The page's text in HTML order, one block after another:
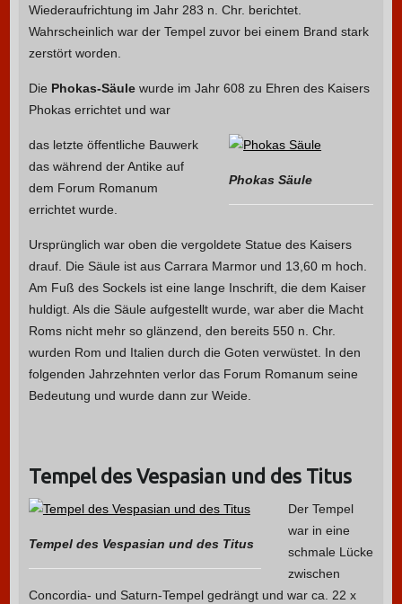
Wiederaufrichtung im Jahr 283 n. Chr. berichtet.
Wahrscheinlich war der Tempel zuvor bei einem Brand stark
zerstört worden.
Die Phokas-Säulewurde im Jahr 608 zu Ehren des Kaisers
Phokas errichtet und war
Phokas Säule
das letzte öffentliche Bauwerk
das während der Antike auf
dem Forum Romanum
errichtet wurde.
Ursprünglich war oben die vergoldete Statue des Kaisers
drauf. Die Säule ist aus Carrara Marmor und 13,60 m hoch.
Am Fuß des Sockels ist eine lange Inschrift, die dem Kaiser
huldigt. Als die Säule aufgestellt wurde, war aber die Macht
Roms nicht mehr so glänzend, den bereits 550 n. Chr.
wurden Rom und Italien durch die Goten verwüstet. In den
folgenden Jahrzehnten verlor das Forum Romanum seine
Bedeutung und wurde dann zur Weide.
Tempel des Vespasian und des Titus
Tempel des Vespasian und des Titus
Der Tempel
war in eine
schmale Lücke
zwischen
Concordia- und Saturn-Tempel gedrängt und war ca. 22 x